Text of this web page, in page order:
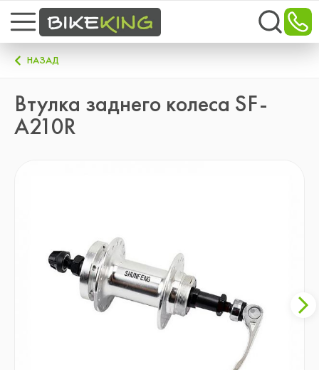
НАЗАД
Втулка заднего колеса SF-
A210R